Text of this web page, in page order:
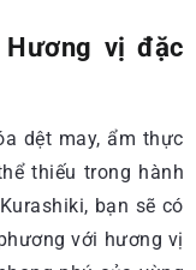
vị đặc
dệt may, ẩm thực
thiếu trong hành
bạn sẽ có
với hương vị